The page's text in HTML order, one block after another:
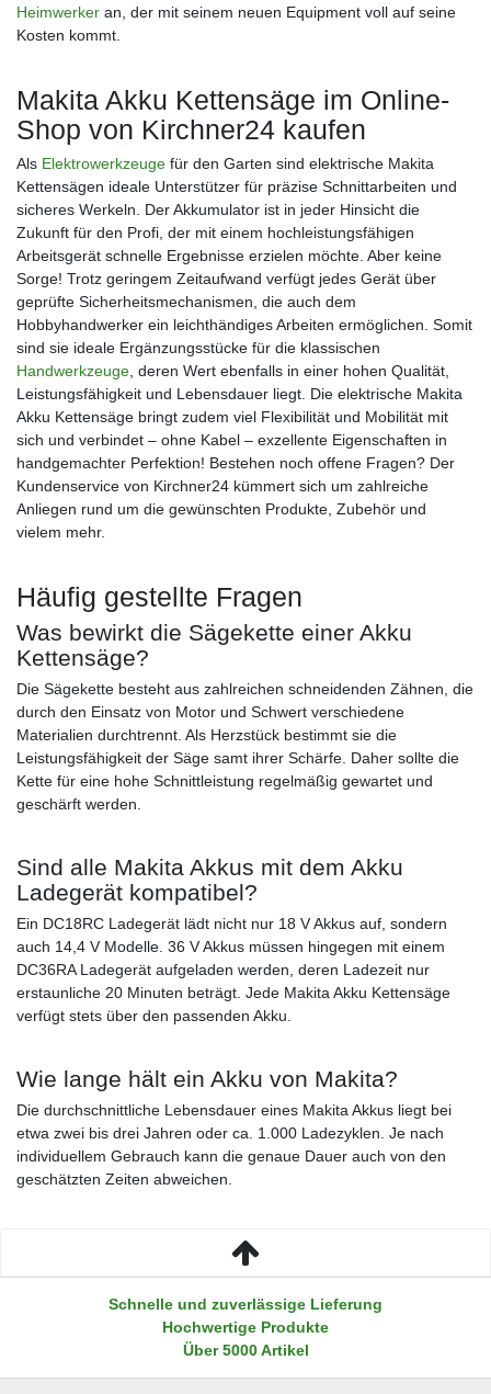
Heimwerker an, der mit seinem neuen Equipment voll auf seine
Kosten kommt.
Makita Akku Kettensäge im Online-
Shop von Kirchner24 kaufen
Als Elektrowerkzeuge für den Garten sind elektrische Makita
Kettensägen ideale Unterstützer für präzise Schnittarbeiten und
sicheres Werkeln. Der Akkumulator ist in jeder Hinsicht die
Zukunft für den Profi, der mit einem hochleistungsfähigen
Arbeitsgerät schnelle Ergebnisse erzielen möchte. Aber keine
Sorge! Trotz geringem Zeitaufwand verfügt jedes Gerät über
geprüfte Sicherheitsmechanismen, die auch dem
Hobbyhandwerker ein leichthändiges Arbeiten ermöglichen. Somit
sind sie ideale Ergänzungsstücke für die klassischen
Handwerkzeuge, deren Wert ebenfalls in einer hohen Qualität,
Leistungsfähigkeit und Lebensdauer liegt. Die elektrische Makita
Akku Kettensäge bringt zudem viel Flexibilität und Mobilität mit
sich und verbindet – ohne Kabel – exzellente Eigenschaften in
handgemachter Perfektion! Bestehen noch offene Fragen? Der
Kundenservice von Kirchner24 kümmert sich um zahlreiche
Anliegen rund um die gewünschten Produkte, Zubehör und
vielem mehr.
Häufig gestellte Fragen
Was bewirkt die Sägekette einer Akku
Kettensäge?
Die Sägekette besteht aus zahlreichen schneidenden Zähnen, die
durch den Einsatz von Motor und Schwert verschiedene
Materialien durchtrennt. Als Herzstück bestimmt sie die
Leistungsfähigkeit der Säge samt ihrer Schärfe. Daher sollte die
Kette für eine hohe Schnittleistung regelmäßig gewartet und
geschärft werden.
Sind alle Makita Akkus mit dem Akku
Ladegerät kompatibel?
Ein DC18RC Ladegerät lädt nicht nur 18 V Akkus auf, sondern
auch 14,4 V Modelle. 36 V Akkus müssen hingegen mit einem
DC36RA Ladegerät aufgeladen werden, deren Ladezeit nur
erstaunliche 20 Minuten beträgt. Jede Makita Akku Kettensäge
verfügt stets über den passenden Akku.
Wie lange hält ein Akku von Makita?
Die durchschnittliche Lebensdauer eines Makita Akkus liegt bei
etwa zwei bis drei Jahren oder ca. 1.000 Ladezyklen. Je nach
individuellem Gebrauch kann die genaue Dauer auch von den
geschätzten Zeiten abweichen.
Schnelle und zuverlässige Lieferung
Hochwertige Produkte
Über 5000 Artikel